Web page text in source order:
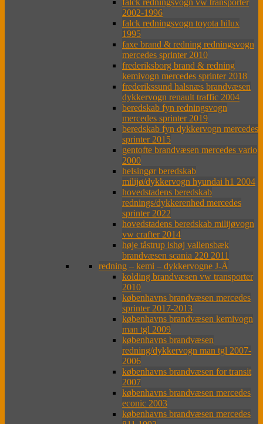
falck redningsvogn vw transporter
2002-1996
falck redningsvogn toyota hilux
1995
faxe brand & redning redningsvogn
mercedes sprinter 2010
frederiksborg brand & redning
kemivogn mercedes sprinter 2018
frederikssund halsnæs brandvæsen
dykkervogn renault traffic 2004
beredskab fyn redningsvogn
mercedes sprinter 2019
beredskab fyn dykkervogn mercedes
sprinter 2015
gentofte brandvæsen mercedes vario
2000
helsingør beredskab
milijø/dykkervogn hyundai h1 2004
hovedstadens beredskab
rednings/dykkerenhed mercedes
sprinter 2022
hovedstadens beredskab milijøvogn
vw crafter 2014
høje tåstrup ishøj vallensbæk
brandvæsen scania 220 2011
redning – kemi – dykkervogne J-Å
kolding brandvæsen vw transporter
2010
københavns brandvæsen mercedes
sprinter 2017-2013
københavns brandvæsen kemivogn
man tgl 2009
københavns brandvæsen
redning/dykkervogn man tgl 2007-
2006
københavns brandvæsen for transit
2007
københavns brandvæsen mercedes
econic 2003
københavns brandvæsen mercedes